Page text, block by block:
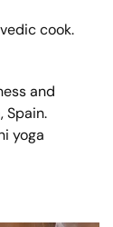
cook.
and
Spain.
yoga